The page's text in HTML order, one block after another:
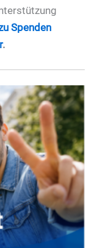
Spenden
.